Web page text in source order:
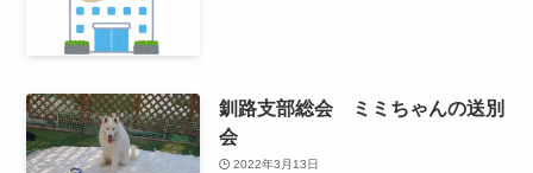
釧路支部総会 ミミちゃんの送別
会
2022年3月13日